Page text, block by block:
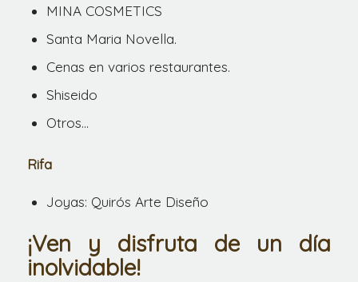
MINA COSMETICS
Santa Maria Novella.
Cenas en varios restaurantes.
Shiseido
Otros…
Rifa
Joyas: Quirós Arte Diseño
¡Ven y disfruta de un día
inolvidable!